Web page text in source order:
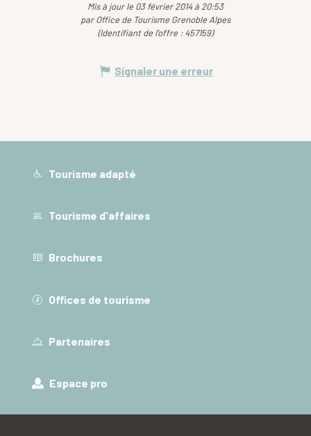
Mis à jour le 03 février 2014 à 20:53
par Office de Tourisme Grenoble Alpes
(Identifiant de l'offre : 457159)
Signaler une erreur
Tourisme adapté
Tourisme d'affaires
Brochures
Offices de tourisme
Partenaires
Espace pro